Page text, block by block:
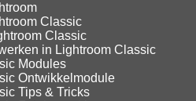
Classic
Classic
in Lightroom Classic
Modules
Ontwikkelmodule
Tips & Tricks